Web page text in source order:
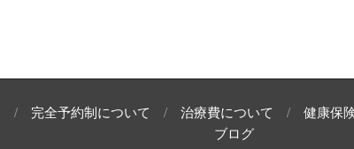
完全予約制について 治療費について 健康保
ブログ